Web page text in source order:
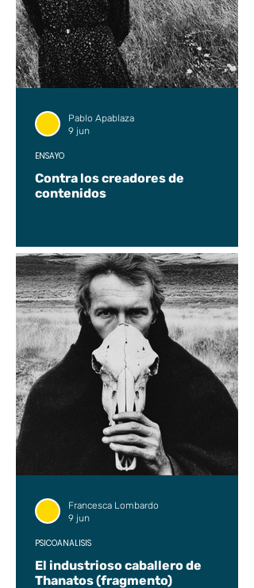
Contra los creadores de
contenidos
ENSAYO
Pablo Apablaza
9 jun
El industrioso caballero de
Thanatos (fragmento)
PSICOANÁLISIS
Francesca Lombardo
9 jun